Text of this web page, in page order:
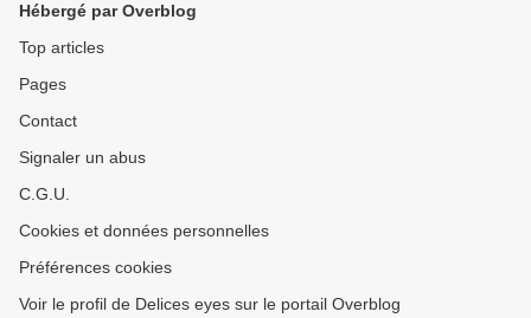
Hébergé par Overblog
Top articles
Pages
Contact
Signaler un abus
C.G.U.
Cookies et données personnelles
Préférences cookies
Voir le profil de Delices eyes sur le portail Overblog